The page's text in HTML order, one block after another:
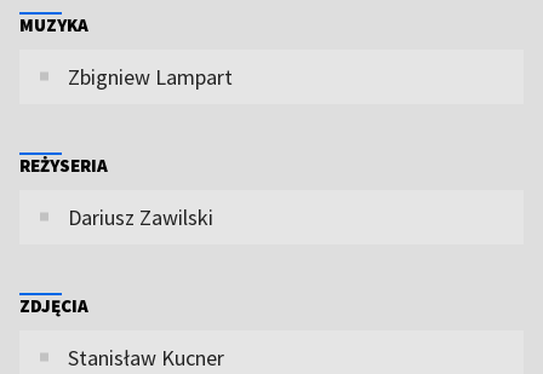
MUZYKA
Zbigniew Lampart
REŻYSERIA
Dariusz Zawilski
ZDJĘCIA
Stanisław Kucner